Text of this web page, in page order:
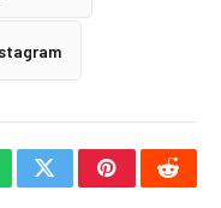
TwitterPinterest